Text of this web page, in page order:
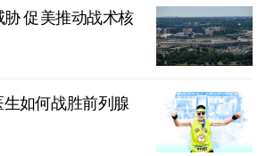
促美推动战术核
如何战胜前列腺